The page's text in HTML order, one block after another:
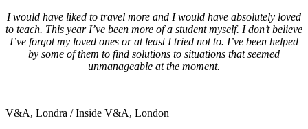
I would have liked to travel more and I would have absolutely loved
to teach. This year I’ve been more of a student myself. I don’t believe
I’ve forgot my loved ones or at least I tried not to. I’ve been helped
by some of them to find solutions to situations that seemed
unmanageable at the moment.
V&A, Londra / Inside V&A, London